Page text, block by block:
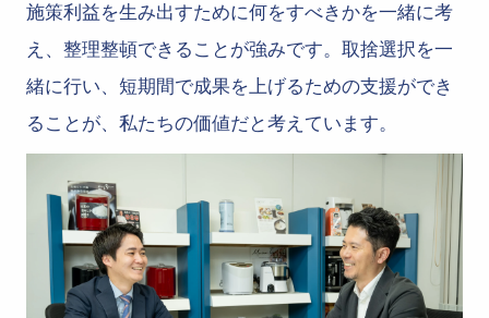
施策利益を生み出すために何をすべきかを一緒に考
え、整理整頓できることが強みです。取捨選択を一
緒に行い、短期間で成果を上げるための支援ができ
ることが、私たちの価値だと考えています。